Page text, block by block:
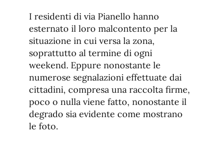
I residenti di via Pianello hanno
esternato il loro malcontento per la
situazione in cui versa la zona,
soprattutto al termine di ogni
weekend. Eppure nonostante le
numerose segnalazioni effettuate dai
cittadini, compresa una raccolta firme,
poco o nulla viene fatto, nonostante il
degrado sia evidente come mostrano
le foto.